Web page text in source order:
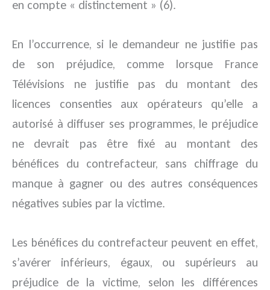
en compte « distinctement » (6).
En l’occurrence, si le demandeur ne justifie pas
de son préjudice, comme lorsque France
Télévisions ne justifie pas du montant des
licences consenties aux opérateurs qu’elle a
autorisé à diffuser ses programmes, le préjudice
ne devrait pas être fixé au montant des
bénéfices du contrefacteur, sans chiffrage du
manque à gagner ou des autres conséquences
négatives subies par la victime.
Les bénéfices du contrefacteur peuvent en effet,
s’avérer inférieurs, égaux, ou supérieurs au
préjudice de la victime, selon les différences